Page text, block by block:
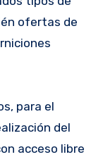
ofertas de
para el
del
acceso libre